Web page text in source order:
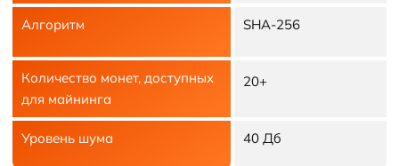
Алгоритм SHA-256
Количество монет, доступных
для майнинга
20+
Уровень шума 40 Дб